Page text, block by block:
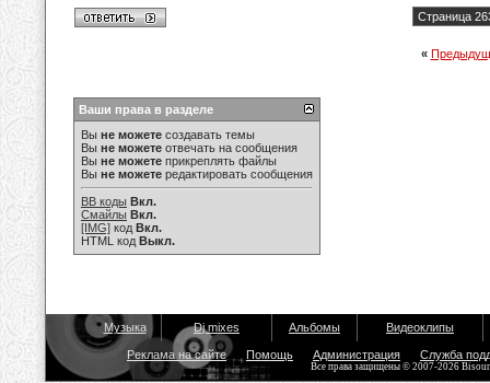
Страница
«
Ваши права в разделе
Вы не можете создавать темы
Вы не можете отвечать на сообщения
Вы не можете прикреплять файлы
Вы не можете редактировать сообщения
BB коды Вкл.
Смайлы Вкл.
[IMG] код Вкл.
HTML код Выкл.
Музыка Dj mixes Альбомы Видеоклипы
Реклама на сайте Помощь Администрация Служба
Все права защищены © 2007-2026